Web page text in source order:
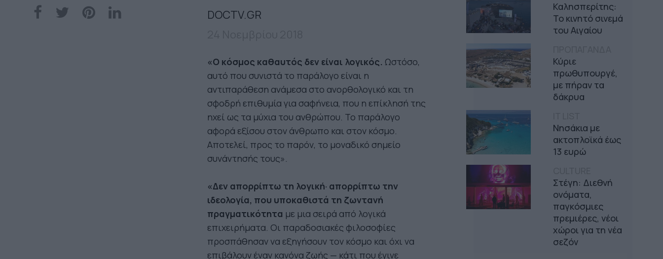
Καλησπερίτης:
Το κινητό σινεμά
του Αιγαίου
Κύριε
πρωθυπουργέ,
με πήραν τα
δάκρυα
Νησάκια με
ακτοπλοϊκά έως
13 ευρώ
Στέγη: Διεθνή
ονόματα,
παγκόσμιες
πρεμιέρες, νέοι
χώροι για τη νέα
σεζόν
DOCTV.GR
«Ο κόσμος καθαυτός δεν είναι λογικός. Ωστόσο,
αυτό που συνιστά το παράλογο είναι η
αντιπαράθεση ανάμεσα στο ανορθολογικό και τη
σφοδρή επιθυμία για σαφήνεια, που η επίκλησή της
ηχεί ως τα μύχια του ανθρώπου. Το παράλογο
αφορά εξίσου στον άνθρωπο και στον κόσμο.
Αποτελεί, προς το παρόν, το μοναδικό σημείο
συνάντησής τους».
«Δεν απορρίπτω τη λογική· απορρίπτω την
ιδεολογία, που υποκαθιστά τη ζωντανή
πραγματικότητα με μια σειρά από λογικά
επιχειρήματα. Οι παραδοσιακές φιλοσοφίες
προσπάθησαν να εξηγήσουν τον κόσμο και όχι να
επιβάλουν έναν κανόνα ζωής — κάτι που έγινε